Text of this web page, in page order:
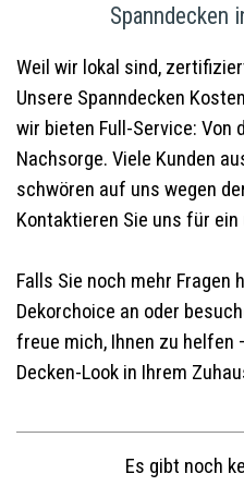
Spanndecken
Weil wir lokal sind,
Unsere Spanndecken
wir bieten Full-Service: Von
Nachsorge. Viele Kunden
schwören auf uns wegen
Kontaktieren Sie uns für
Falls Sie noch mehr Fragen
Dekorchoice an oder
freue mich, Ihnen zu
Decken-Look in Ihrem
Es gibt noch